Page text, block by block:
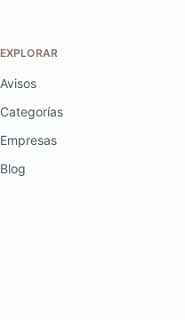
EXPLORAR
Avisos
Categorías
Empresas
Blog